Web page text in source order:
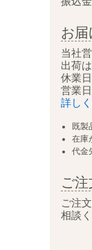
お
当社
出荷
休業
営業
詳し
既製
在庫
代金
ご
ご注
相談く